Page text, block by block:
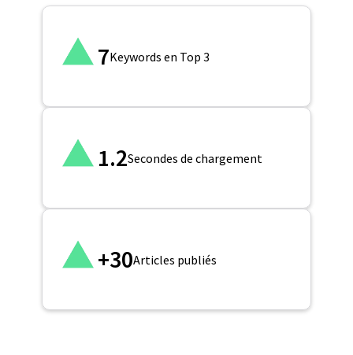
7Keywords en Top 3
1.2Secondes de chargement
+30Articles publiés